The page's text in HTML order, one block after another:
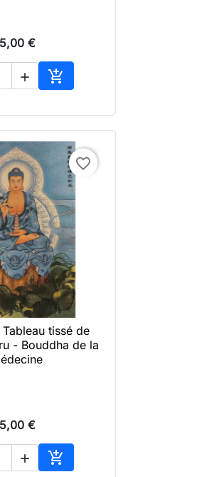
€
 
Ajouter au panier
favorite_border
rapidetissé de
- Bouddha de la
€
 